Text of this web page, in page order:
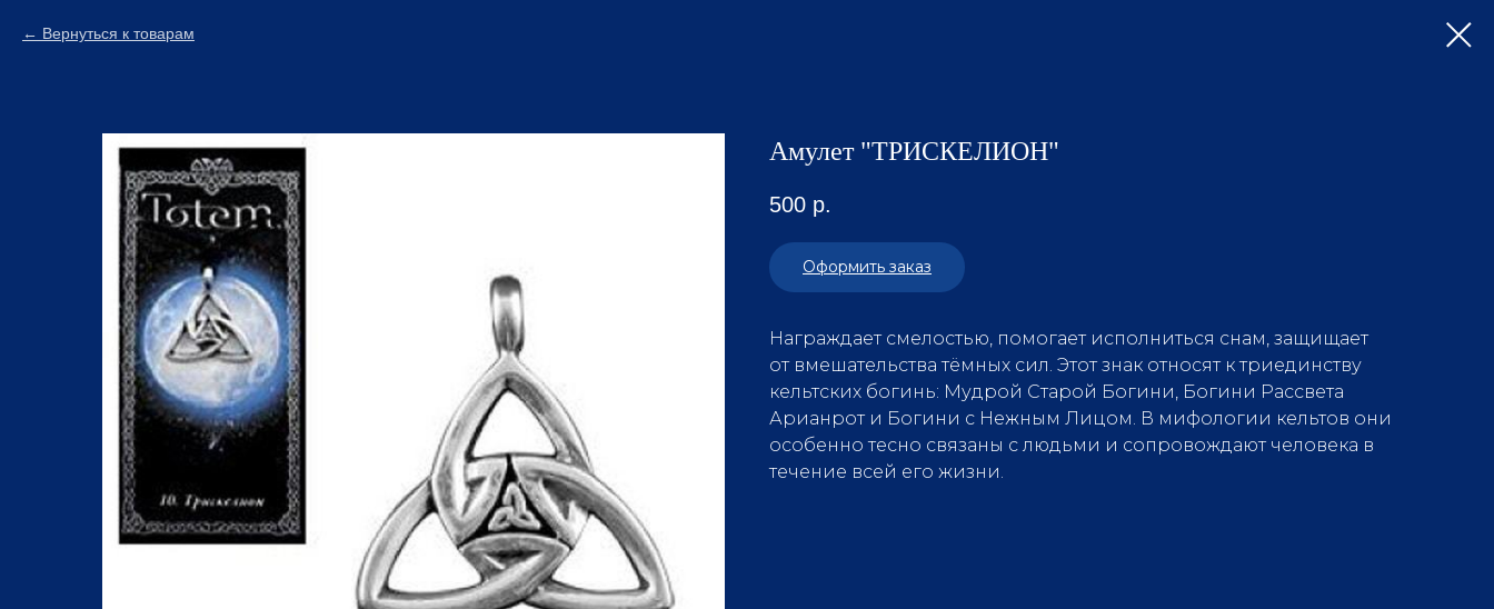
Вернуться к товарам
Амулет "ТРИСКЕЛИОН"
500 р.
Оформить заказ
Награждает смелостью, помогает исполниться снам, защищает
от вмешательства тёмных сил. Этот знак относят к триединству
кельтских богинь: Мудрой Старой Богини, Богини Рассвета
Арианрот и Богини с Нежным Лицом. В мифологии кельтов они
особенно тесно связаны с людьми и сопровождают человека в
течение всей его жизни.